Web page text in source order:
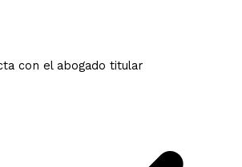
con el abogado titular